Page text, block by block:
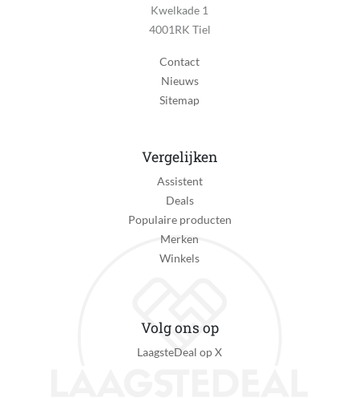
Kwelkade 1
4001RK Tiel
Contact
Nieuws
Sitemap
Vergelijken
Assistent
Deals
Populaire producten
Merken
Winkels
Volg ons op
LaagsteDeal op X